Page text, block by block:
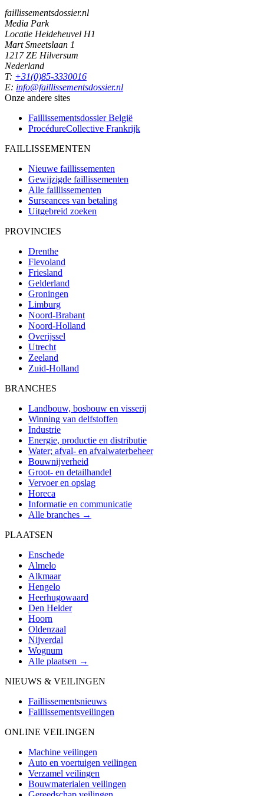
faillissementsdossier.nl
Media Park
Locatie Heideheuvel H1
Mart Smeetslaan 1
1217 ZE Hilversum
Nederland
T: +31(0)85-3330016
E: info@faillissementsdossier.nl
Onze andere sites
Faillissementsdossier België
ProcédureCollective Frankrijk
FAILLISSEMENTEN
Nieuwe faillissementen
Gewijzigde faillissementen
Alle faillissementen
Surseances van betaling
Uitgebreid zoeken
PROVINCIES
Drenthe
Flevoland
Friesland
Gelderland
Groningen
Limburg
Noord-Brabant
Noord-Holland
Overijssel
Utrecht
Zeeland
Zuid-Holland
BRANCHES
Landbouw, bosbouw en visserij
Winning van delfstoffen
Industrie
Energie, productie en distributie
Water; afval- en afvalwaterbeheer
Bouwnijverheid
Groot- en detailhandel
Vervoer en opslag
Horeca
Informatie en communicatie
Alle branches →
PLAATSEN
Enschede
Almelo
Alkmaar
Hengelo
Heerhugowaard
Den Helder
Hoorn
Oldenzaal
Nijverdal
Wognum
Alle plaatsen →
NIEUWS & VEILINGEN
Faillissementsnieuws
Faillissementsveilingen
ONLINE VEILINGEN
Machine veilingen
Auto en voertuigen veilingen
Verzamel veilingen
Bouwmaterialen veilingen